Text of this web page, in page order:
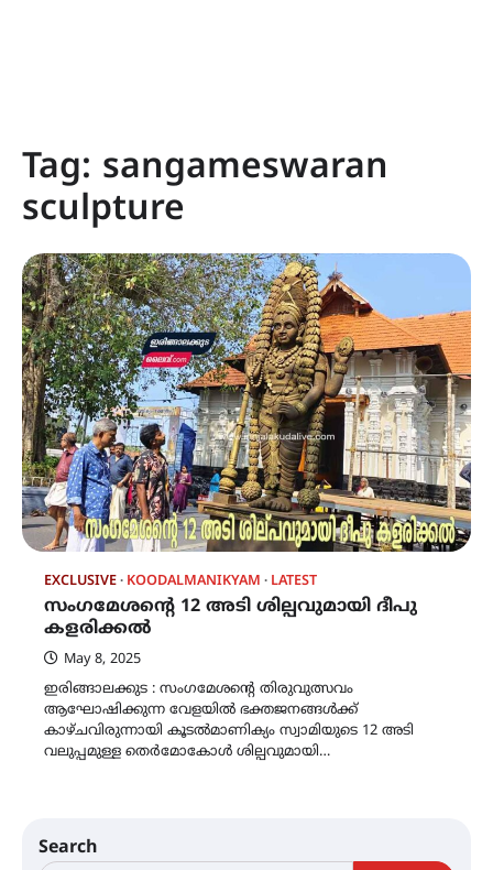
Tag: sangameswaran
sculpture
EXCLUSIVE KOODALMANIKYAM LATEST
സംഗമേശന്റെ 12 അടി ശില്പവുമായി ദീപു
കളരിക്കൽ
May 8, 2025
ഇരിങ്ങാലക്കുട : സംഗമേശന്റെ തിരുവുത്സവം
ആഘോഷിക്കുന്ന വേളയിൽ ഭക്തജനങ്ങൾക്ക്
കാഴ്ചവിരുന്നായി കൂടൽമാണിക്യം സ്വാമിയുടെ 12 അടി
വലുപ്പമുള്ള തെർമോകോൾ ശില്പവുമായി…
Search